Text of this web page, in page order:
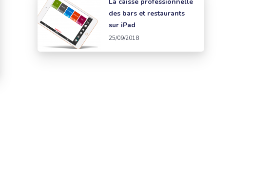
des bars et restaurants
sur iPad
25/09/2018